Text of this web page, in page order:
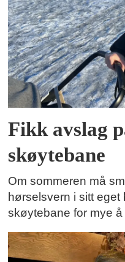
Fikk avslag
skøytebane
Om sommeren må
hørselsvern i sitt eget
skøytebane for mye å